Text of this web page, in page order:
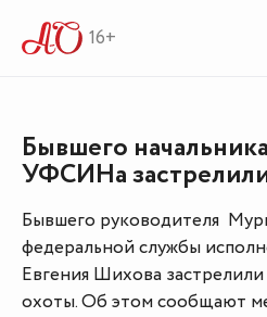
16+
Бывшего
УФСИНа
Бывшего руководителя
федеральной службы
Евгения Шихова
охоты. Об этом сообщают